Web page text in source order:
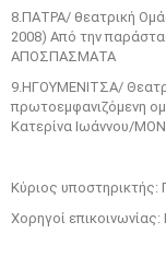
8.ΠΑΤΡΑ/ θεατρική
2008) Από την
ΑΠΟΣΠΑΣΜΑΤΑ
9.ΗΓΟΥΜΕΝΙΤΣΑ/
πρωτοεμφανιζόμενη
Κατερίνα Ιωάννου/
Κύριος υποστηρικτής:
Χορηγοί